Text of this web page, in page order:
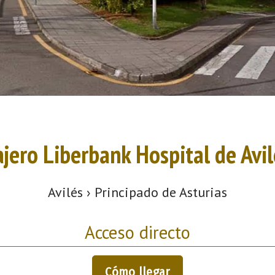
Liberbank Hospital de
Avilés › Principado de Asturias
Acceso directo
Cómo llegar